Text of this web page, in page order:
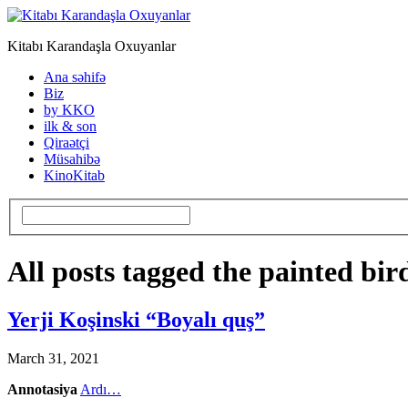
Kitabı Karandaşla Oxuyanlar
Ana səhifə
Biz
by KKO
ilk & son
Qiraətçi
Müsahibə
KinoKitab
All posts tagged the painted
Yerji Koşinski “Boyalı quş”
March 31, 2021
Annotasiya Ardı…